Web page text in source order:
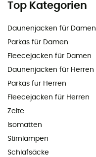
Top Kategorien
Daunenjacken für Damen
Parkas für Damen
Fleecejacken für Damen
Daunenjacken für Herren
Parkas für Herren
Fleecejacken für Herren
Zelte
Isomatten
Stirnlampen
Schlafsäcke